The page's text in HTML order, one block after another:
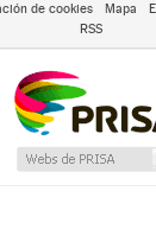
de cookies Mapa
RSS